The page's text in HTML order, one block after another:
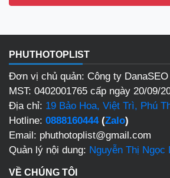
PHUTHOTOPLIST
Đơn vị chủ quản: Công ty DanaSEO
MST: 0402001765 cấp ngày 20/09/
Địa chỉ: 19 Bảo Hoa, Việt Trì, Phú
Hotline: 0888160444(Zalo)
Email: phuthotoplist@gmail.com
Quản lý nội dung: Nguyễn Thị Ngọc
VỀ CHÚNG TÔI